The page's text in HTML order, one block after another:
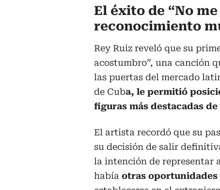
El éxito de “No
reconocimiento
Rey Ruiz reveló que su
acostumbro”, una canción
las puertas del mercado
de Cuba, le permitió
figuras más destacadas de
El artista recordó que su
su decisión de salir
la intención de representar
había otras oportunidades